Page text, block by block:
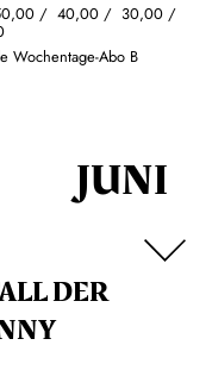
40,00 30,00
Wochentage-Abo B
JUNI
DER